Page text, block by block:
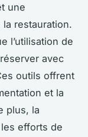
une
la restauration.
l’utilisation de
avec
outils offrent
et la
plus, la
efforts de